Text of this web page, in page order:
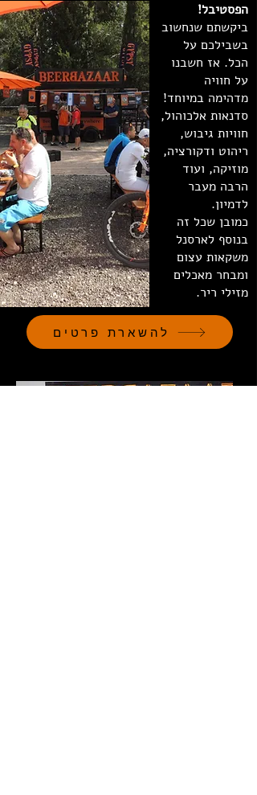
הפסטיבל!
ביקשתם שנחשוב
בשבילכם על
הכל. אז חשבנו
על חוויה
מדהימה במיוחד!
סדנאות אלכוהול,
חוויות גיבוש,
ריהוט ודקורציה,
מוזיקה, ועוד
הרבה מעבר
לדמיון.
כמובן שכל זה
בנוסף לארסנל
משקאות עצום
ומבחר מאכלים
מזילי ריר.
להשארת פרטים